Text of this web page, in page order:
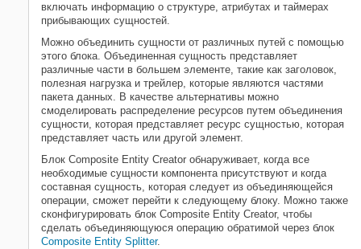
включать информацию о структуре, атрибутах и таймерах
прибывающих сущностей.
Можно объединить сущности от различных путей с помощью
этого блока. Объединенная сущность представляет
различные части в большем элементе, такие как заголовок,
полезная нагрузка и трейлер, которые являются частями
пакета данных. В качестве альтернативы можно
смоделировать распределение ресурсов путем объединения
сущности, которая представляет ресурс сущностью, которая
представляет часть или другой элемент.
Блок Composite Entity Creator обнаруживает, когда все
необходимые сущности компонента присутствуют и когда
составная сущность, которая следует из объединяющейся
операции, сможет перейти к следующему блоку. Можно также
сконфигурировать блок Composite Entity Creator, чтобы
сделать объединяющуюся операцию обратимой через блок
Composite Entity Splitter.